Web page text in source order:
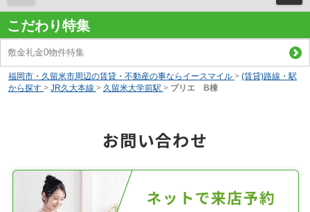
こだわり特集
敷金礼金0物件特集
福岡市・久留米市周辺の賃貸・不動産の事ならイースマイル > (賃貸)路線・駅
から探す > JR久大本線 > 久留米大学前駅 > ブリエ B棟
お問い合わせ
ネットで来店予約